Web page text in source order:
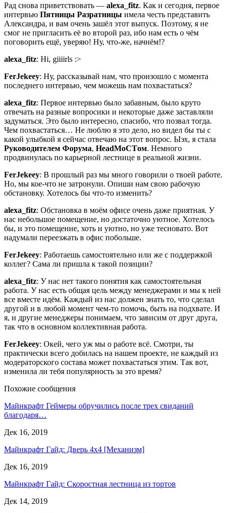
Рад снова приветствовать — alexa_fitz. Как и сегодня, первое
интервью Пятницы Разратницы имела честь представить
Александра, и вам очень зашёл этот выпуск. Поэтому, я не
смог не пригласить её во второй раз, ибо нам есть о чём
поговорить ещё, уверяю! Ну, что-же, начнём!?
alexa_fitz: Hi, giiiirls :>
FerJekeey: Ну, рассказывай нам, что произошло с момента
последнего интервью, чем можешь нам похвастаться?
alexa_fitz: Первое интервью было забавным, было круто
отвечать на разные вопросики и некоторые даже заставляли
задуматься. Это было интересно, спасибо, что позвал тогда.
Чем похвастаться… Не люблю я это дело, но видел бы ты с
какой улыбкой я сейчас отвечаю на этот вопрос. Ыэх, я стала
Руководителем Форума, HeadMoCTом. Немного
продвинулась по карьерной лестнице в реальной жизни.
FerJekeey: В прошлый раз мы много говорили о твоей работе.
Но, мы кое-что не затронули. Опиши нам свою рабочую
обстановку. Хотелось бы что-то изменить?
alexa_fitz: Обстановка в моём офисе очень даже приятная. У
нас небольшое помещение, но достаточно уютное. Хотелось
бы, и это помещение, хоть и уютно, но уже тесновато. Вот
надумали переезжать в офис побольше.
FerJekeey: Работаешь самостоятельно или же с поддержкой
коллег? Сама ли пришла к такой позиции?
alexa_fitz: У нас нет такого понятия как самостоятельная
работа. У нас есть общая цель между менеджерами и мы к ней
все вместе идём. Каждый из нас должен знать то, что сделал
другой и в любой момент чем-то помочь, быть на подхвате. И
я, и другие менеджеры понимаем, что зависим от друг друга,
так что в основном коллективная работа.
FerJekeey: Окей, чего уж мы о работе всё. Смотри, ты
практически всего добилась на нашем проекте, не каждый из
модераторского состава может похвастаться этим. Так вот,
изменила ли тебя популярность за это время?
Похожие сообщения
Майнкрафт Геймеры обручились после трех свиданий
благодаря…
Дек 16, 2019
Майнкрафт Гайд: Дверь 4х4 [Механизм]
Дек 16, 2019
Майнкрафт Гайд: Скоростная лестница из тортов
Дек 14, 2019